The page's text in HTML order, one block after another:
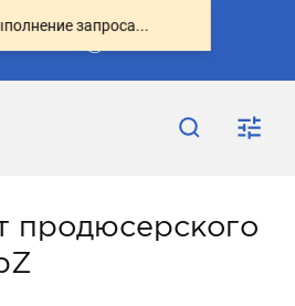
запроса...